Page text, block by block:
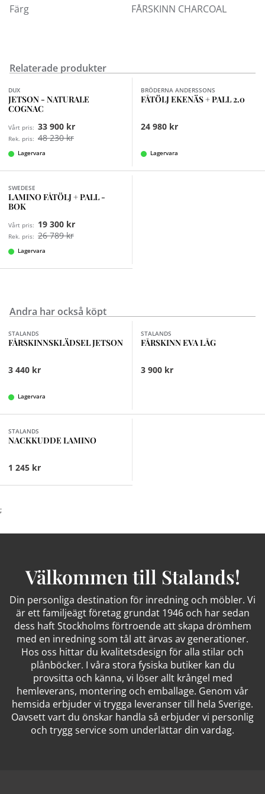
Färg
FÅRSKINN CHARCOAL
Relaterade produkter
DUX
JETSON - NATURALE
COGNAC
Vårt pris: 33 900 kr
Rek. pris: 48 230 kr
Lagervara
BRÖDERNA ANDERSSONS
FÅTÖLJ EKENÄS + PALL 2.0
24 980 kr
Lagervara
SWEDESE
LAMINO FÅTÖLJ + PALL -
BOK
Vårt pris: 19 300 kr
Rek. pris: 26 789 kr
Lagervara
Andra har också köpt
Finns i fler val (3)
STALANDS
FÅRSKINNSKLÄDSEL JETSON
3 440 kr
Lagervara
STALANDS
FÅRSKINN EVA LÅG
3 900 kr
STALANDS
NACKKUDDE LAMINO
1 245 kr
;
Välkommen till Stalands!
Din personliga destination för inredning och möbler. Vi
är ett familjeägt företag grundat 1946 och har sedan
dess haft Stockholms förtroende att skapa drömhem
med en inredning som tål att ärvas av generationer.
Hos oss hittar du kvalitetsdesign för alla stilar och
plånböcker. I våra stora fysiska butiker kan du
provsitta och känna, vi löser allt krångel med
hemleverans, montering och emballage. Genom vår
hemsida erbjuder vi trygga leveranser till hela Sverige.
Oavsett vart du önskar handla så erbjuder vi personlig
och trygg service som underlättar din vardag.